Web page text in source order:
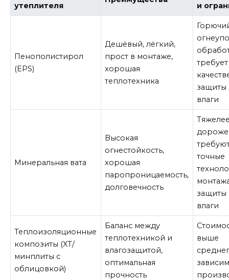
утеплителя и
Пенополистирол
(EPS)
Дешёвый, лёгкий,
прост в монтаже,
хорошая
теплотехника
требует
защиты
влаги
Минеральная вата
Высокая
огнестойкость,
хорошая
паропроницаемость,
долговечность
точные
защиты
влаги
Теплоизоляционные
композиты (XT/
минплиты с
облицовкой)
Баланс между
теплотехникой и
влагозащитой,
оптимальная
прочность
выше